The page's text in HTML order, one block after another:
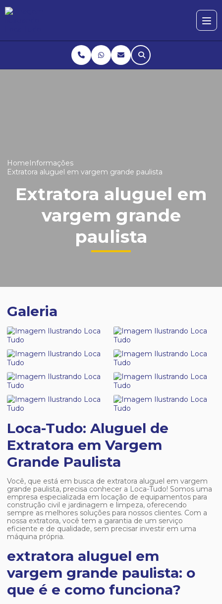
HomeInformações
Extratora aluguel em vargem grande paulista
Extratora aluguel em
vargem grande
paulista
Galeria
Loca-Tudo: Aluguel de
Extratora em Vargem
Grande Paulista
Você, que está em busca de extratora aluguel em vargem
grande paulista, precisa conhecer a Loca-Tudo! Somos uma
empresa especializada em locação de equipamentos para
construção civil e jardinagem e limpeza, oferecendo
sempre as melhores soluções para nossos clientes. Com a
nossa extratora, você tem a garantia de um serviço
eficiente e de qualidade, sem precisar investir em uma
máquina própria.
extratora aluguel em
vargem grande paulista: o
que é e como funciona?